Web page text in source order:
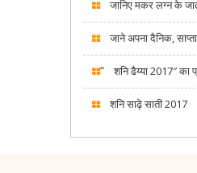
जानिए मकर लग्न के
जाने अपना दैनिक,
“ शनि ढैय्या 2017″ का
शनि साढ़े साती 2017